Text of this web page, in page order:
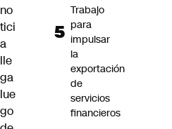
no
tici
a
lle
ga
lue
go
Trabajo
para
impulsar
la
exportación
de
servicios
financieros